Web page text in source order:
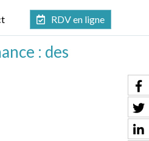
RDV en ligne
: des